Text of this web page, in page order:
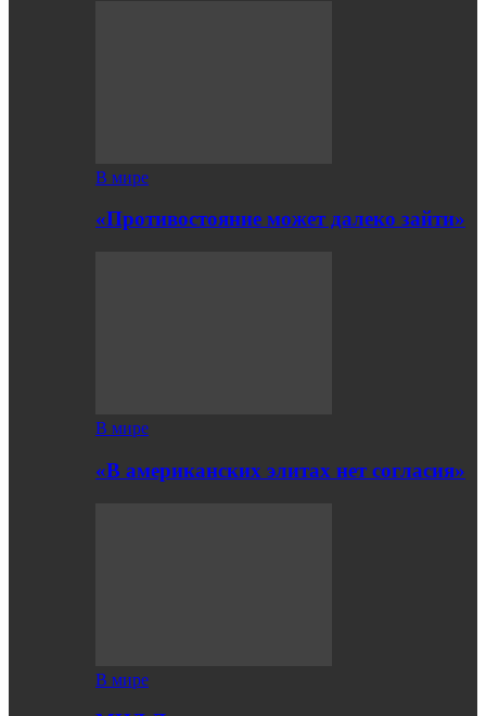
В мире
«Противостояние может далеко зайти»
В мире
«В американских элитах нет согласия»
В мире